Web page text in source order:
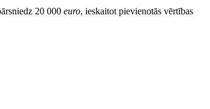
20 000 euro, ieskaitot pievienotās vērtības